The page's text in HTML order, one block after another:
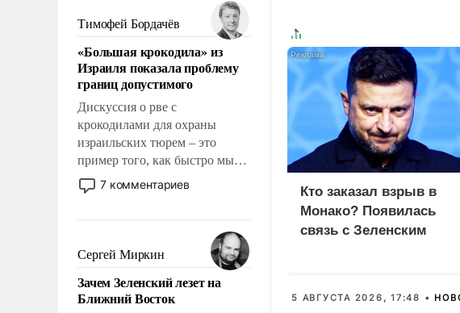
Тимофей Бордачёв
«Большая крокодила» из
Израиля показала проблему
границ допустимого
Дискуссия о рве с
крокодилами для охраны
израильских тюрем – это
пример того, как быстро мы
двигаемся по пути
революционных изменений.
псевдонаучной фантастики,
стало всерьез обсуждаемой
идеей.
7 комментариев
Сергей Миркин
Зачем Зеленский лезет на
Ближний Восток
Кто заказал взрыв в
Монако? Появилась
связь с Зеленским
5 АВГУСТА 2026, 17:48 •